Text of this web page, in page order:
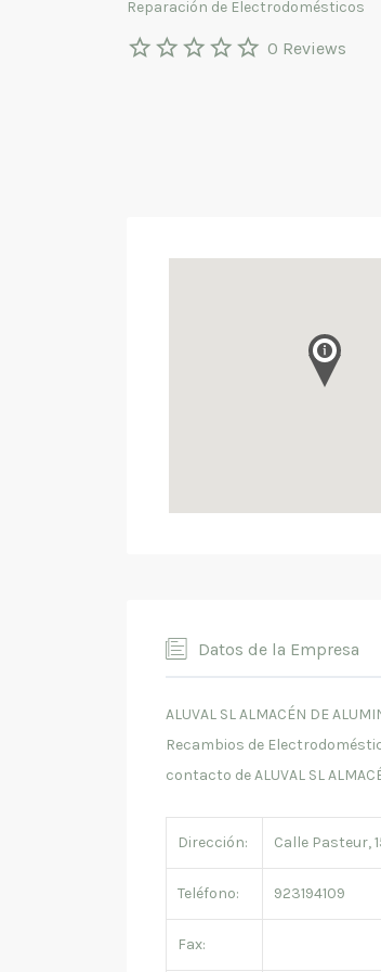
Reparación de Electrodomésticos
0 Reviews
Datos de la Empresa
ALUVAL SL ALMACÉN DE
Recambios de
contacto de ALUVAL SL
Dirección: Calle Pasteur,
Teléfono: 923194109
Fax: